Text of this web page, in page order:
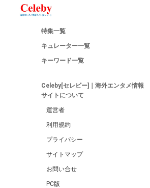
特集一覧
キュレーター一覧
キーワード一覧
Celeby[セレビー]｜海外エンタメ情報
サイトについて
運営者
利用規約
プライバシー
サイトマップ
お問い合せ
PC版